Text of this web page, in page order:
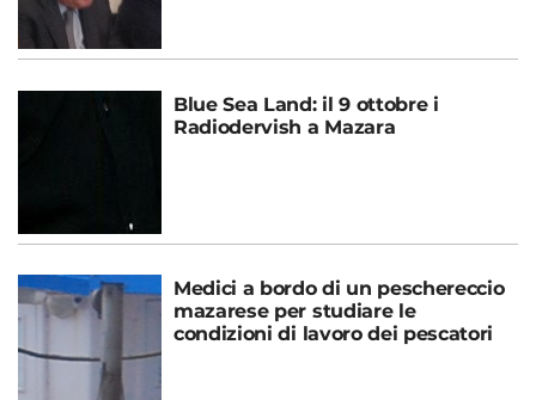
Blue Sea Land: il 9 ottobre i
Radiodervish a Mazara
Medici a bordo di un peschereccio
mazarese per studiare le
condizioni di lavoro dei pescatori